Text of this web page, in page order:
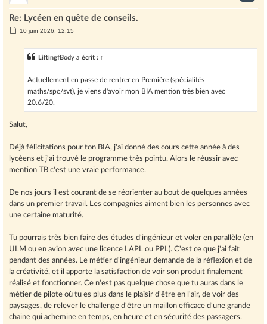
Re: Lycéen en quête de conseils.
M10 juin 2026, 12:15
LiftingfBody a écrit : ↑
Actuellement en passe de rentrer en Première (spécialités
maths/spc/svt), je viens d'avoir mon BIA mention très bien avec
20.6/20.
Salut,
Déjà félicitations pour ton BIA, j'ai donné des cours cette année à des
lycéens et j'ai trouvé le programme très pointu. Alors le réussir avec
mention TB c'est une vraie performance.
De nos jours il est courant de se réorienter au bout de quelques années
dans un premier travail. Les compagnies aiment bien les personnes avec
une certaine maturité.
Tu pourrais très bien faire des études d'ingénieur et voler en parallèle (en
ULM ou en avion avec une licence LAPL ou PPL). C'est ce que j'ai fait
pendant des années. Le métier d'ingénieur demande de la réflexion et de
la créativité, et il apporte la satisfaction de voir son produit finalement
réalisé et fonctionner. Ce n'est pas quelque chose que tu auras dans le
métier de pilote où tu es plus dans le plaisir d'être en l'air, de voir des
paysages, de relever le challenge d'être un maillon efficace d'une grande
chaine qui achemine en temps, en heure et en sécurité des passagers.